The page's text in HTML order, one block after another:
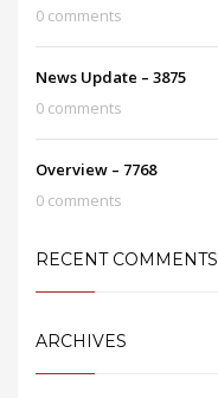
0 comments
News Update – 3875
0 comments
Overview – 7768
0 comments
RECENT COMMENTS
ARCHIVES